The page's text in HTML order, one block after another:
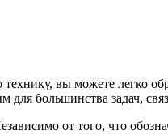
вы можете легко
для большинства задач,
от того, что